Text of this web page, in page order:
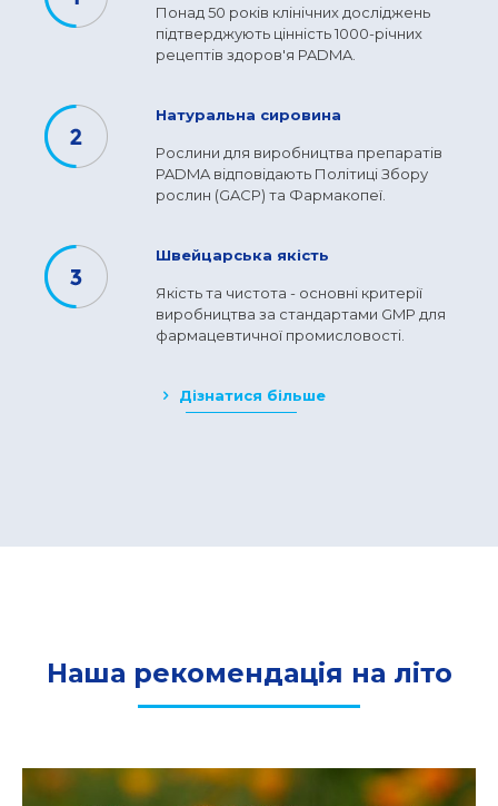
Понад 50 років клінічних досліджень
підтверджують цінність 1000-річних
рецептів здоров'я PADMA.
Натуральна сировина
Рослини для виробництва препаратів
PADMA відповідають Політиці Збору
рослин (GACP) та Фармакопеї.
Швейцарська якість
Якість та чистота - основні критерії
виробництва за стандартами GMP для
фармацевтичної промисловості.
Дізнатися більше
Наша рекомендація на літо